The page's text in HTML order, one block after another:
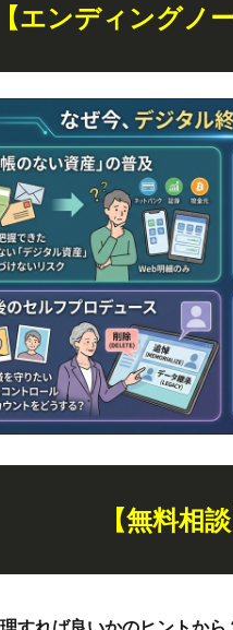
【エンディングノー
【無料相談